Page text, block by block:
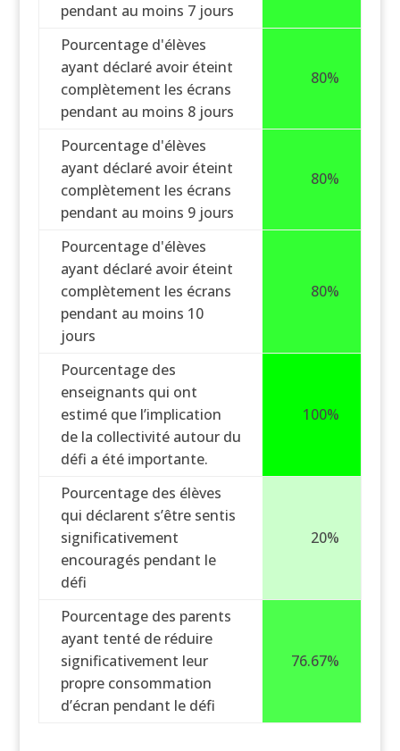
pendant au moins 7 jours
Pourcentage d'élèves
ayant déclaré avoir éteint
complètement les écrans
pendant au moins 8 jours
80%
Pourcentage d'élèves
ayant déclaré avoir éteint
complètement les écrans
pendant au moins 9 jours
80%
Pourcentage d'élèves
ayant déclaré avoir éteint
complètement les écrans
pendant au moins 10
jours
80%
Pourcentage des
enseignants qui ont
estimé que l’implication
de la collectivité autour du
défi a été importante.
100%
Pourcentage des élèves
qui déclarent s’être sentis
significativement
encouragés pendant le
défi
20%
Pourcentage des parents
ayant tenté de réduire
significativement leur
propre consommation
d’écran pendant le défi
76.67%